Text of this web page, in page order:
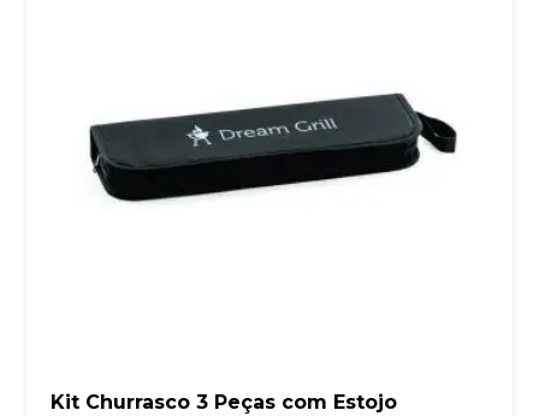
Kit Churrasco 3 Peças com Estojo